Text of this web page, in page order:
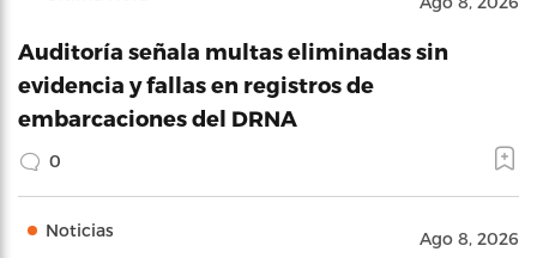
Auditoría señala multas eliminadas sin
evidencia y fallas en registros de
embarcaciones del DRNA
0
Noticias Ago 8, 2026